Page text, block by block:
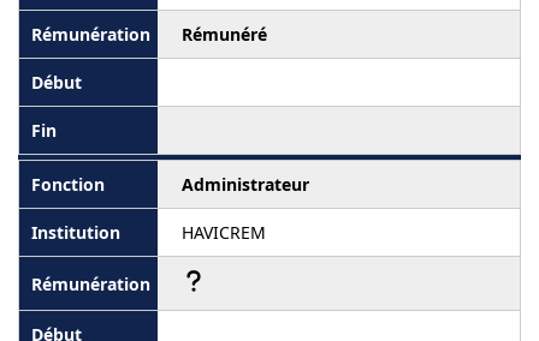
Rémunéré
Administrateur
HAVICREM